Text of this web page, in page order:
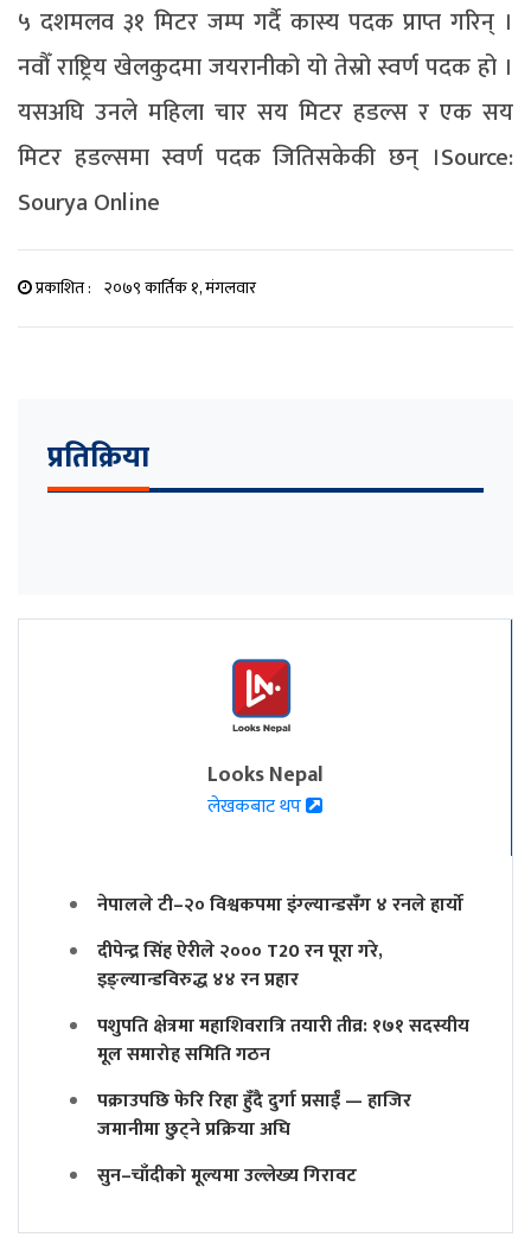
५ दशमलव ३१ मिटर जम्प गर्दै कास्य पदक प्राप्त गरिन् ।
नवौँ राष्ट्रिय खेलकुदमा जयरानीको यो तेस्रो स्वर्ण पदक हो ।
यसअघि उनले महिला चार सय मिटर हडल्स र एक सय
मिटर हडल्समा स्वर्ण पदक जितिसकेकी छन् ।Source:
Sourya Online
प्रकाशित : २०७९ कार्तिक १, मंगलवार
प्रतिक्रिया
Looks Nepal
लेखकबाट थप
नेपालले टी–२० विश्वकपमा इंग्ल्यान्डसँग ४ रनले हार्यो
दीपेन्द्र सिंह ऐरीले २००० T20 रन पूरा गरे,
इङ्ल्यान्डविरुद्ध ४४ रन प्रहार
पशुपति क्षेत्रमा महाशिवरात्रि तयारी तीव्र: १७१ सदस्यीय
मूल समारोह समिति गठन
पक्राउपछि फेरि रिहा हुँदै दुर्गा प्रसाईं — हाजिर
जमानीमा छुट्ने प्रक्रिया अघि
सुन–चाँदीको मूल्यमा उल्लेख्य गिरावट